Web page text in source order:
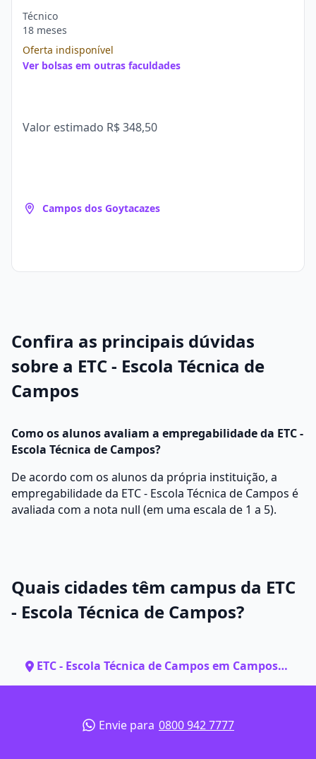
Técnico
18 meses
Oferta indisponível
Ver bolsas em outras faculdades
Valor estimado R$ 348,50
Campos dos Goytacazes
Confira as principais dúvidas
sobre a ETC - Escola Técnica de
Campos
Como os alunos avaliam a empregabilidade da ETC -
Escola Técnica de Campos?
De acordo com os alunos da própria instituição, a
empregabilidade da ETC - Escola Técnica de Campos é
avaliada com a nota null (em uma escala de 1 a 5).
Quais cidades têm campus da ETC
- Escola Técnica de Campos?
ETC - Escola Técnica de Campos em Campos
dos Goytacazes - RJ
Envie para 0800 942 7777